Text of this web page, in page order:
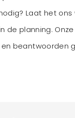
Laat het ons
de planning.
beantwoorden